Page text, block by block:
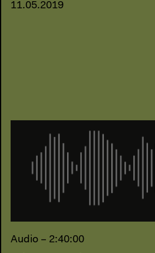
11.05.2019
Audio – 2:40:00